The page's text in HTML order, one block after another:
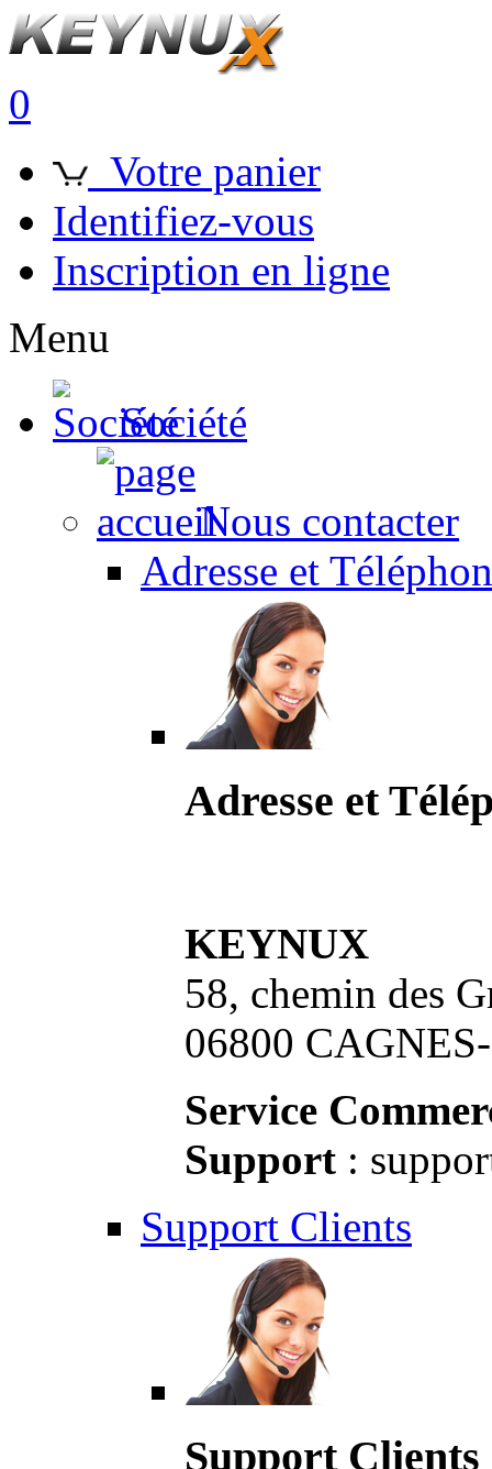
0
Votre panier
Identifiez-vous
Inscription en ligne
Menu
Société
Nous contacter
Adresse et
Adresse et
KEYNUX
58, chemin des
06800
Service
Support :
Support Clients
Support Clients